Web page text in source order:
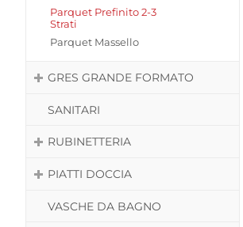
Parquet Prefinito 2-3
Strati
Parquet Massello
GRES GRANDE FORMATO
SANITARI
RUBINETTERIA
PIATTI DOCCIA
VASCHE DA BAGNO